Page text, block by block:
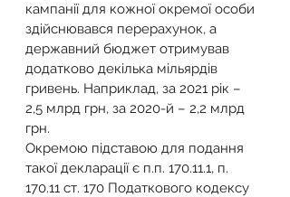
кампанії для кожної окремої особи
здійснювався перерахунок, а
державний бюджет отримував
додатково декілька мільярдів
гривень. Наприклад, за 2021 рік –
2,5 млрд грн, за 2020-й – 2,2 млрд
грн.
Окремою підставою для подання
такої декларації є п.п. 170.11.1, п.
170.11 ст. 170 Податкового кодексу